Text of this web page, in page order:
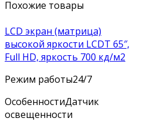
Похожие товары
LCD экран (матрица)
высокой яркости LCDT 65″,
Full HD, яркость 700 кд/м2
Режим работы24/7
ОсобенностиДатчик
освещенности